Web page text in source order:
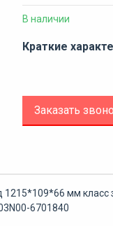
В наличии
Краткие
Заказать
мм класс
6701840